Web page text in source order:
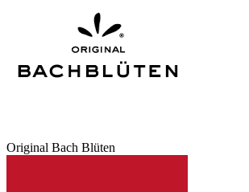
Original Bach Blüten